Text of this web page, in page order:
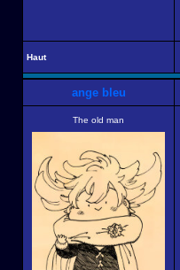
Haut
ange bleu
The old man